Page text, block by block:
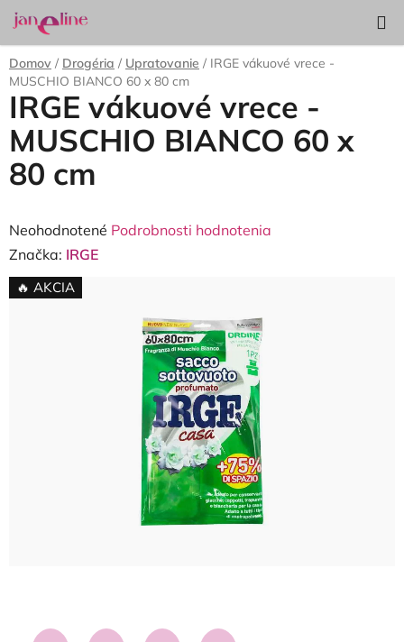
Prejsť
na
obsah
KOŠÍK
Domov / Drogéria / Upratovanie / IRGE vákuové vrece -
MUSCHIO BIANCO 60 x 80 cm
IRGE vákuové vrece -
MUSCHIO BIANCO 60 x
80 cm
Priemerné
hodnotenie
produktu
je
Neohodnotené Podrobnosti hodnotenia
Značka: IRGE
🔥 AKCIA